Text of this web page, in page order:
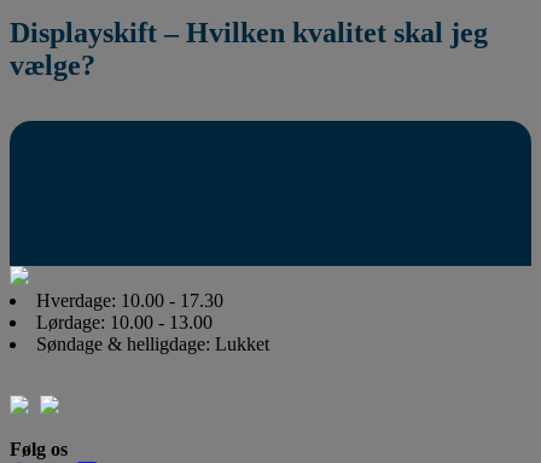
Displayskift – Hvilken kvalitet skal jeg
vælge?
Hverdage: 10.00 - 17.30
Lørdage: 10.00 - 13.00
Søndage & helligdage: Lukket
Følg os